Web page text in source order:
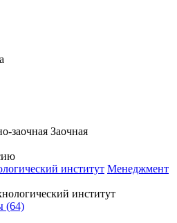
заочная Заочная
институт Менеджмент
(64)